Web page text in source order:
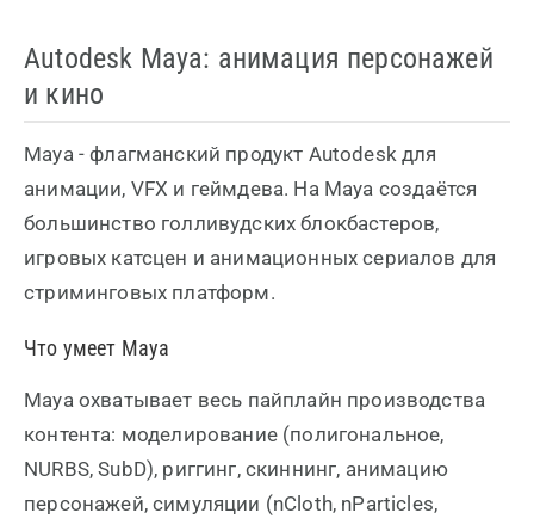
Autodesk Maya: анимация персонажей
и кино
Maya - флагманский продукт Autodesk для
анимации, VFX и геймдева. На Maya создаётся
большинство голливудских блокбастеров,
игровых катсцен и анимационных сериалов для
стриминговых платформ.
Что умеет Maya
Maya охватывает весь пайплайн производства
контента: моделирование (полигональное,
NURBS, SubD), риггинг, скиннинг, анимацию
персонажей, симуляции (nCloth, nParticles,